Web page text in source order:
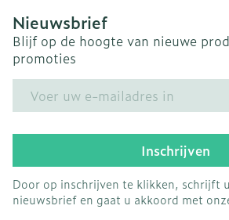
Nieuwsbrief
Blijf op de hoogte van nieuwe
promoties
Inschrijven
Door op inschrijven te klikken, schrijft
nieuwsbrief en gaat u akkoord met